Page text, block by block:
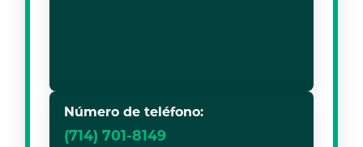
Número de teléfono:
(714) 701-8149